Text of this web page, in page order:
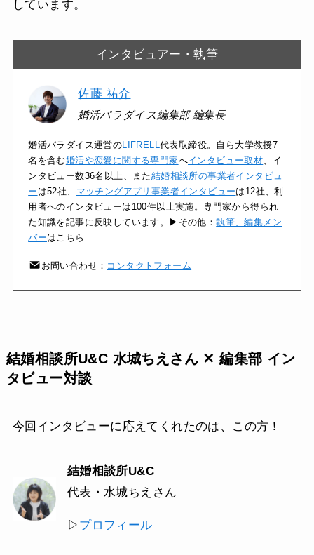
しています。
インタビュアー・執筆
佐藤 祐介
婚活パラダイス編集部 編集長
婚活パラダイス運営の LIFRELL代表取締役。自ら大学教授7
名を含む婚活や恋愛に関する専門家へインタビュー取材 、イ
ンタビュー数36名以上、また結婚相談所の事業者インタビュ
ー は52社、 マッチングアプリ事業者インタビューは12社、利
用者へのインタビューは100件以上実施。専門家から得られ
た知識を記事に反映しています。▶その他：執筆、編集メン
バーはこちら
お問い合わせ： コンタクトフォーム
結婚相談所U&C 水城ちえさん ✕ 編集部 イン
タビュー対談
今回インタビューに応えてくれたのは、この方！
結婚相談所U&C
代表・水城ちえさん
▷ プロフィール